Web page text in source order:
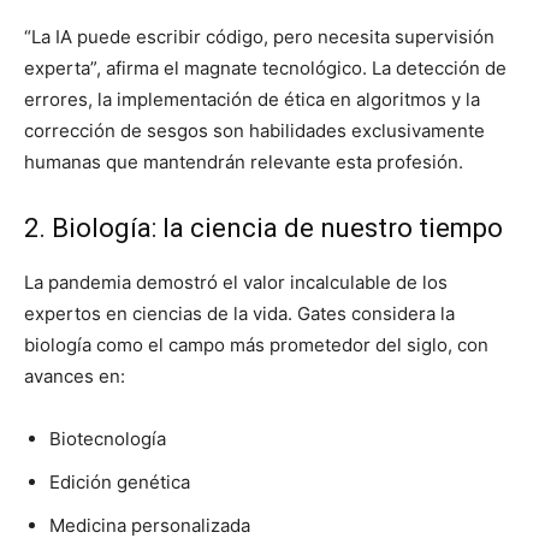
“La IA puede escribir código, pero necesita supervisión
experta”, afirma el magnate tecnológico. La detección de
errores, la implementación de ética en algoritmos y la
corrección de sesgos son habilidades exclusivamente
humanas que mantendrán relevante esta profesión.
2. Biología: la ciencia de nuestro tiempo
La pandemia demostró el valor incalculable de los
expertos en ciencias de la vida. Gates considera la
biología como el campo más prometedor del siglo, con
avances en:
Biotecnología
Edición genética
Medicina personalizada